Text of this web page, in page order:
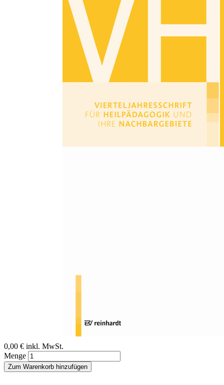
Heilpädagogik ersetzen?
0,00 € inkl. MwSt.
Menge
Zum Warenkorb hinzufügen